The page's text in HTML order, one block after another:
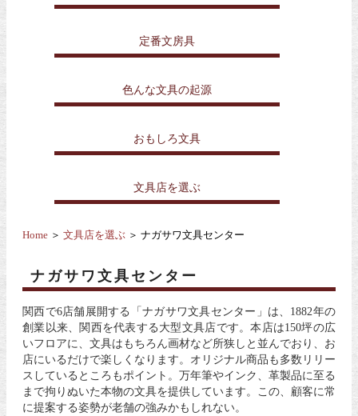
定番文房具
色んな文具の起源
おもしろ文具
文具店を選ぶ
Home ＞ 文具店を選ぶ ＞ ナガサワ文具センター
ナガサワ文具センター
関西で6店舗展開する「ナガサワ文具センター」は、1882年の
創業以来、関西を代表する大型文具店です。本店は150坪の広
いフロアに、文具はもちろん画材など所狭しと並んでおり、お
店にいるだけで楽しくなります。オリジナル商品も多数リリー
スしているところもポイント。万年筆やインク、革製品に至る
まで拘りぬいた本物の文具を提供しています。この、顧客に常
に提案する姿勢が老舗の強みかもしれない。